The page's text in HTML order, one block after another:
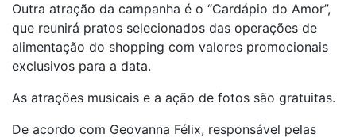
Outra atração da campanha é o “Cardápio do Amor”,
que reunirá pratos selecionados das operações de
alimentação do shopping com valores promocionais
exclusivos para a data.
As atrações musicais e a ação de fotos são gratuitas.
De acordo com Geovanna Félix, responsável pelas